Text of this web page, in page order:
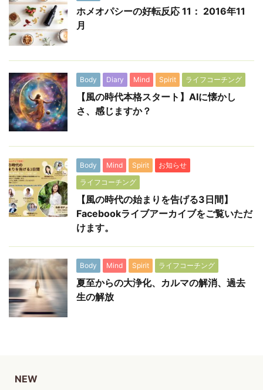
ホメオパシーの好転反応 11： 2016年11
月
Body Diary Mind Spirit ライフコーチング
【風の時代本格スタート】AIに懐かし
さ、感じますか？
Body Mind Spirit
お知らせ
ライフコーチング
【風の時代の始まりを告げる3日間】
Facebookライブアーカイブをご覧いただ
けます。
Body Mind Spirit ライフコーチング
夏至からの大浄化、カルマの解消、過去
生の解放
NEW